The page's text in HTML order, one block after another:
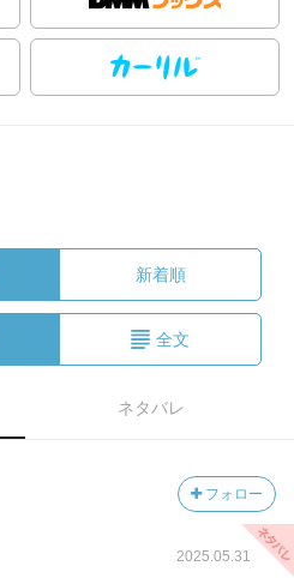
新着順
全文
ネタバレ
フォロー
2025.05.31